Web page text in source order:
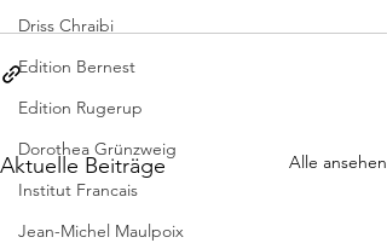
Driss Chraibi
Edition Bernest
Edition Rugerup
Dorothea Grünzweig
Institut Francais
Jean-Michel Maulpoix
Aktuelle Beiträge Alle ansehen